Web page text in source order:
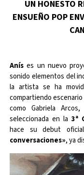
UN HONESTO
ENSUEÑO POP
Anís es un nuevo
sonido elementos del
la artista se ha
compartiendo
como Gabriela
seleccionada en la 3ª
hace su debut
conversaciones», ya